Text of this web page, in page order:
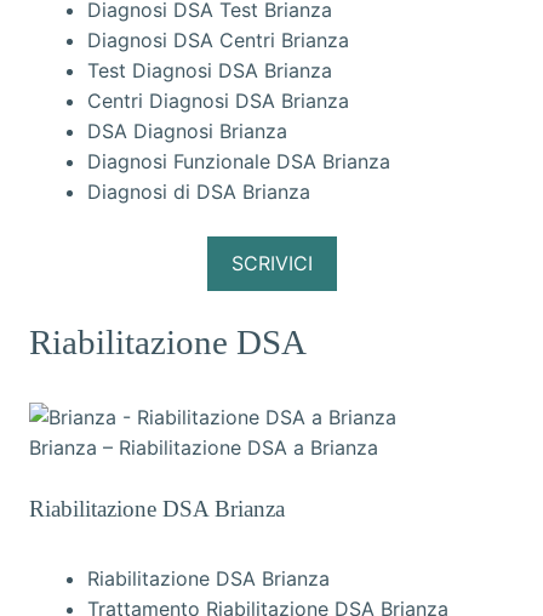
Diagnosi DSA Test Brianza
Diagnosi DSA Centri Brianza
Test Diagnosi DSA Brianza
Centri Diagnosi DSA Brianza
DSA Diagnosi Brianza
Diagnosi Funzionale DSA Brianza
Diagnosi di DSA Brianza
SCRIVICI
Riabilitazione DSA
Brianza – Riabilitazione DSA a Brianza
Riabilitazione DSA Brianza
Riabilitazione DSA Brianza
Trattamento Riabilitazione DSA Brianza